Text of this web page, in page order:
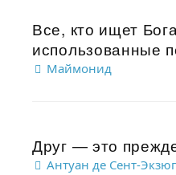
Все, кто ищет
использованные
Маймонид
Друг — это
Антуан де Сент-